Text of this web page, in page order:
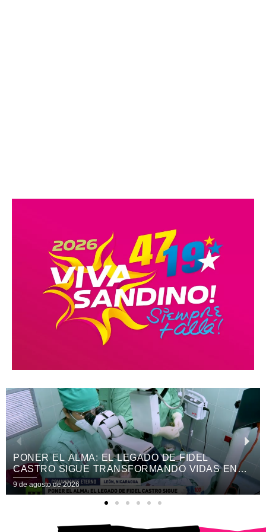
TRADICIONES Y SABORES DE 40 PAÍSES
PROTAGONIZAN LA XV EDICIÓN DEL FESTIVAL
INTERNACIONAL DE LAS ARTES
9 de agosto de 2026